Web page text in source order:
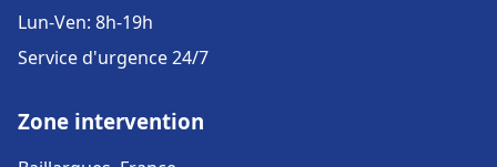
Lun-Ven: 8h-19h
Service d'urgence 24/7
Zone intervention